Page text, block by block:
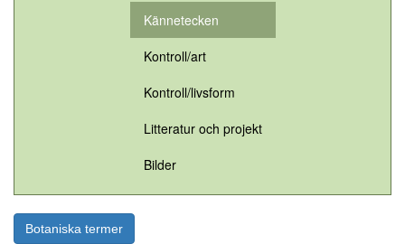
Kännetecken
Kontroll/art
Kontroll/livsform
Litteratur och projekt
Bilder
Botaniska termer